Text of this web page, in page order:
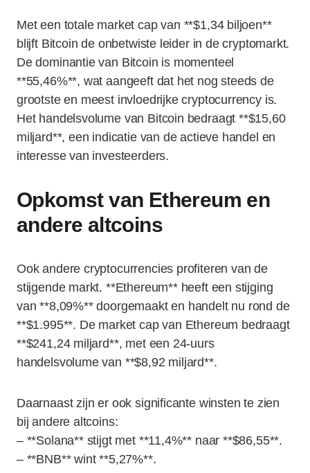
Met een totale market cap van **$1,34 biljoen**
blijft Bitcoin de onbetwiste leider in de cryptomarkt.
De dominantie van Bitcoin is momenteel
**55,46%**, wat aangeeft dat het nog steeds de
grootste en meest invloedrijke cryptocurrency is.
Het handelsvolume van Bitcoin bedraagt **$15,60
miljard**, een indicatie van de actieve handel en
interesse van investeerders.
Opkomst van Ethereum en
andere altcoins
Ook andere cryptocurrencies profiteren van de
stijgende markt. **Ethereum** heeft een stijging
van **8,09%** doorgemaakt en handelt nu rond de
**$1.995**. De market cap van Ethereum bedraagt
**$241,24 miljard**, met een 24-uurs
handelsvolume van **$8,92 miljard**.
Daarnaast zijn er ook significante winsten te zien
bij andere altcoins:
– **Solana** stijgt met **11,4%** naar **$86,55**.
– **BNB** wint **5,27%**.